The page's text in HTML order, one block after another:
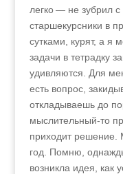
легко — не зубрил
старшекурсники в
сутками, курят, а я
задачи в тетрадку
удивляются. Для
есть вопрос,
откладываешь до
мыслительный-то
приходит решение.
год. Помню,
возникла идея, как